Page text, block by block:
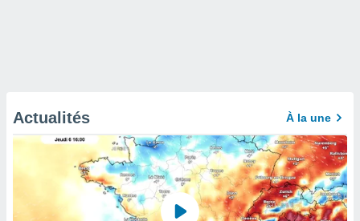
Actualités À la une